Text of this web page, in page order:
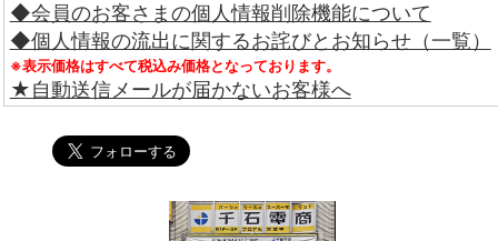
◆会員のお客さまの個人情報削除機能について
◆個人情報の流出に関するお詫びとお知らせ（一覧）
※表示価格はすべて税込み価格となっております。
★自動送信メールが届かないお客様へ